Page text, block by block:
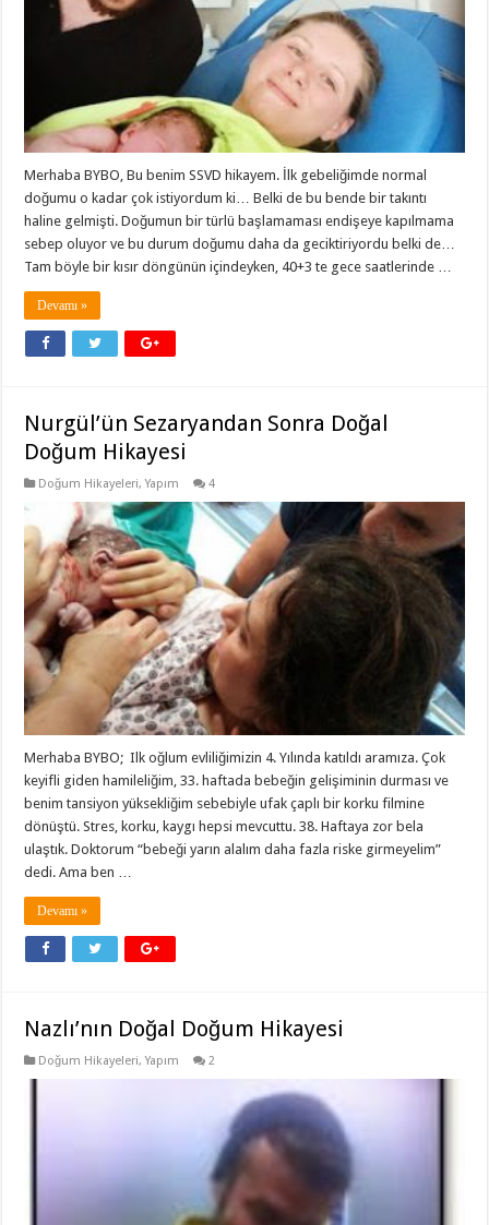
Merhaba BYBO, Bu benim SSVD hikayem. İlk gebeliğimde normal
doğumu o kadar çok istiyordum ki… Belki de bu bende bir takıntı
haline gelmişti. Doğumun bir türlü başlamaması endişeye kapılmama
sebep oluyor ve bu durum doğumu daha da geciktiriyordu belki de…
Tam böyle bir kısır döngünün içindeyken, 40+3 te gece saatlerinde …
Devamı »
Nurgül’ün Sezaryandan Sonra Doğal
Doğum Hikayesi
Doğum Hikayeleri,Yapım 4
Merhaba BYBO; Ilk oğlum evliliğimizin 4. Yılında katıldı aramıza. Çok
keyifli giden hamileliğim, 33. haftada bebeğin gelişiminin durması ve
benim tansiyon yüksekliğim sebebiyle ufak çaplı bir korku filmine
dönüştü. Stres, korku, kaygı hepsi mevcuttu. 38. Haftaya zor bela
ulaştık. Doktorum “bebeği yarın alalım daha fazla riske girmeyelim”
dedi. Ama ben …
Devamı »
Nazlı’nın Doğal Doğum Hikayesi
Doğum Hikayeleri,Yapım 2